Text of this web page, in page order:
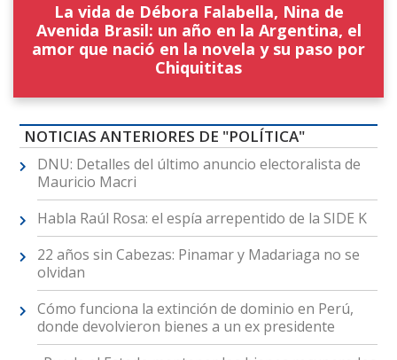
La vida de Débora Falabella, Nina de
Avenida Brasil: un año en la Argentina, el
amor que nació en la novela y su paso por
Chiquititas
NOTICIAS ANTERIORES DE "POLÍTICA"
DNU: Detalles del último anuncio electoralista de
Mauricio Macri
Habla Raúl Rosa: el espía arrepentido de la SIDE K
22 años sin Cabezas: Pinamar y Madariaga no se
olvidan
Cómo funciona la extinción de dominio en Perú,
donde devolvieron bienes a un ex presidente